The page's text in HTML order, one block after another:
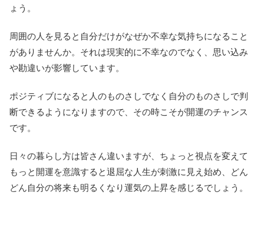
ょう。
周囲の人を見ると自分だけがなぜか不幸な気持ちになること
がありませんか。それは現実的に不幸なのでなく、思い込み
や勘違いが影響しています。
ポジティブになると人のものさしでなく自分のものさしで判
断できるようになりますので、その時こそが開運のチャンス
です。
日々の暮らし方は皆さん違いますが、ちょっと視点を変えて
もっと開運を意識すると退屈な人生が刺激に見え始め、どん
どん自分の将来も明るくなり運気の上昇を感じるでしょう。